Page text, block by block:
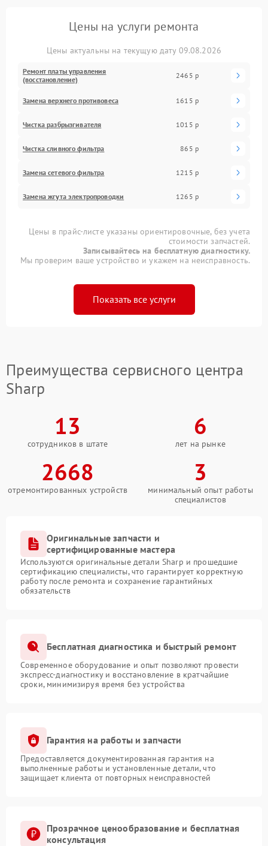
Цены на услуги ремонта
Цены актуальны на текущую дату 09.08.2026
Ремонт платы управления
(восстановление)
2465 р
Замена верхнего противовеса 1615 р
Чистка разбрызгивателя 1015 р
Чистка сливного фильтра 865 р
Замена сетевого фильтра 1215 р
Замена жгута электропроводки 1265 р
Цены в прайс-листе указаны ориентировочные, без учета
стоимости запчастей.
Записывайтесь на бесплатную диагностику.
Мы проверим ваше устройство и укажем на неисправность.
Показать все услуги
Преимущества сервисного центра
Sharp
13
сотрудников в штате
6
лет на рынке
2668
отремонтированных устройств
3
минимальный опыт работы
специалистов
Оригинальные запчасти и
сертифицированные мастера
Используются оригинальные детали Sharp и прошедшие
сертификацию специалисты, что гарантирует корректную
работу после ремонта и сохранение гарантийных
обязательств
Бесплатная диагностика и быстрый ремонт
Современное оборудование и опыт позволяют провести
экспресс-диагностику и восстановление в кратчайшие
сроки, минимизируя время без устройства
Гарантия на работы и запчасти
Предоставляется документированная гарантия на
выполненные работы и установленные детали, что
защищает клиента от повторных неисправностей
Прозрачное ценообразование и бесплатная
консультация